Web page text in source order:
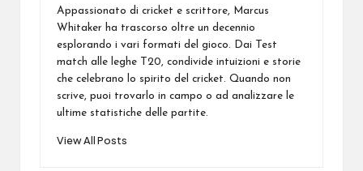
Appassionato di cricket e scrittore, Marcus
Whitaker ha trascorso oltre un decennio
esplorando i vari formati del gioco. Dai Test
match alle leghe T20, condivide intuizioni e storie
che celebrano lo spirito del cricket. Quando non
scrive, puoi trovarlo in campo o ad analizzare le
ultime statistiche delle partite.
View All Posts